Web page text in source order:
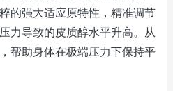
的强大适应原特性，精准调节
力导致的皮质醇水平升高。从
帮助身体在极端压力下保持平